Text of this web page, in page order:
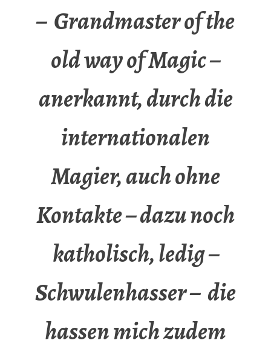
– Grandmaster of the
old way of Magic –
anerkannt, durch die
internationalen
Magier, auch ohne
Kontakte – dazu noch
katholisch, ledig –
Schwulenhasser – die
hassen mich zudem